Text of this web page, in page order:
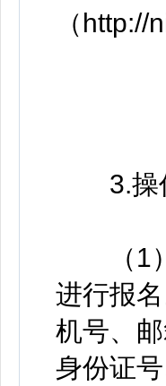
（
3.操
（1）
进行报
机号、
身份证